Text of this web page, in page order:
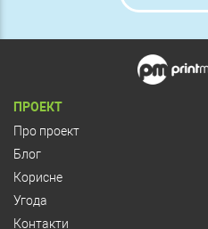
ПРОЕКТ
Про проект
Блог
Корисне
Угода
Контакти